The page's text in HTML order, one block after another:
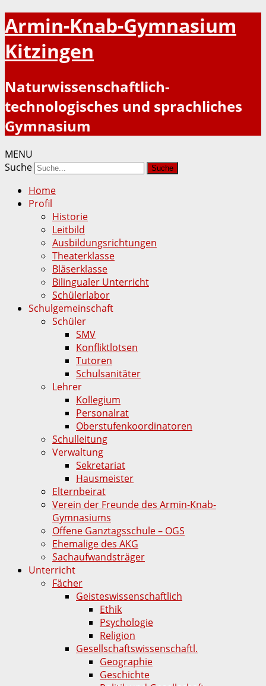
Armin-Knab-Gymnasium
Kitzingen
Naturwissenschaftlich-
technologisches und sprachliches
Gymnasium
MENU
Suche
Home
Profil
Historie
Leitbild
Ausbildungsrichtungen
Theaterklasse
Bläserklasse
Bilingualer Unterricht
Schülerlabor
Schulgemeinschaft
Schüler
SMV
Konfliktlotsen
Tutoren
Schulsanitäter
Lehrer
Kollegium
Personalrat
Oberstufenkoordinatoren
Schulleitung
Verwaltung
Sekretariat
Hausmeister
Elternbeirat
Verein der Freunde des Armin-Knab-
Gymnasiums
Offene Ganztagsschule – OGS
Ehemalige des AKG
Sachaufwandsträger
Unterricht
Fächer
Geisteswissenschaftlich
Ethik
Psychologie
Religion
Gesellschaftswissenschaftl.
Geographie
Geschichte